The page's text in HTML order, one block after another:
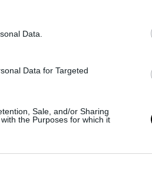
Data.
Data for Targeted
Sale, and/or Sharing
the Purposes for which it
μια διατροφή υψηλή σε
των νευρώνων και
2-12 ώρες μετά
πρόσληψη ζάχαρης
διαβήτης μπορεί